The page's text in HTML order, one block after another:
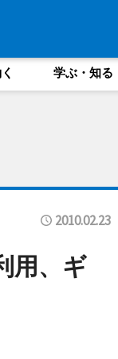
学ぶ・知る
2010.02.23
用、ギ